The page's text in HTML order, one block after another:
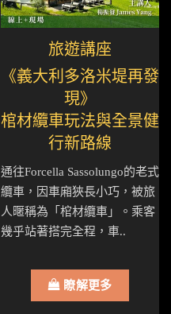
旅遊講座
《義大利多洛米堤再發
現》
棺材纜車玩法與全景健
行新路線
通往Forcella Sassolungo的老式
纜車，因車廂狹長小巧，被旅
人暱稱為「棺材纜車」。乘客
幾乎站著搭完全程，車..
瞭解更多